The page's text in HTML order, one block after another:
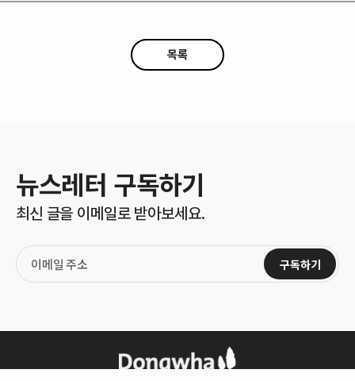
목록
뉴스레터 구독하기
최신 글을 이메일로 받아보세요.
구독하기